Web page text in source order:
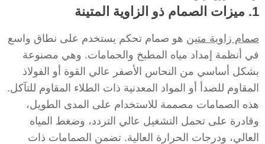
1. ميزات الصمام ذو الزاوية المتينة
صمام زاوية متين هو صمام تحكم يستخدم على نطاق واسع
في أنظمة إمداد مياه المطبخ والحمامات. وهي مصنوعة
بشكل أساسي من النحاس الأصفر عالي القوة أو الفولاذ
المقاوم للصدأ أو المواد المعدنية ذات الطلاء المقاوم للتآكل.
هذه الصمامات مصممة للاستخدام على المدى الطويل،
وقادرة على تحمل التشغيل عالي التردد، وضغط المياه
العالي، ودرجات الحرارة العالية. تضمن الصمامات ذات